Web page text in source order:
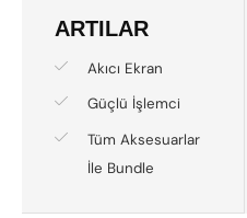
ARTILAR
Akıcı Ekran
Güçlü İşlemci
Tüm Aksesuarlar
İle Bundle